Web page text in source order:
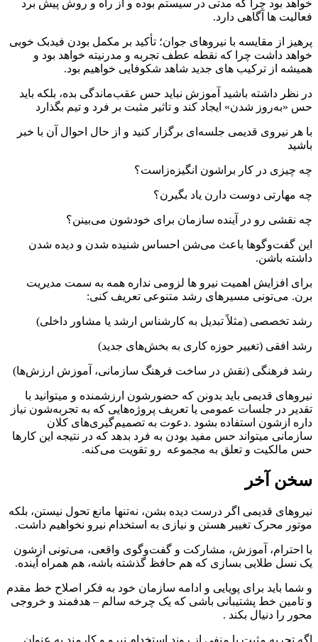
خواهد بود چرا که مدتی در سیستم بوده و از راه و روش پیش برد
فعالیت ها آگاهی دارد.
پرهیز از مقایسه با نیروهای جوان؛ تأکید بر مکمل بودن فیدبک خوبی
خواهد داشت چرا که نقطه عطف تجربه و مدرنیته خواهد بود و
همیشه از ترکیب های جدید شاهد شکوفایی خواهیم بود.
در نظر داشته باشید آموزش نباید حس عقب‌ماندگی بده، بلکه باید
حس «به‌روز شدن» ایجاد کند و تاثیر مثبت بر فرد و تیم بگذارد
با هر نیروی قدیمی جلسه‌ای برگزار کنید و از حال احوال آن با خبر
باشید
چه چیزی در کار براشون انگیزه‌زاست؟
چه مهارتی دوست دارن یاد بگیرن؟
چه نقشی رو در آینده سازمان برای خودشون می‌بینن؟
این گفت‌وگوها باعث می‌شن احساس شنیده شدن و دیده شدن
داشته باشن.
برای افزایش اهمیت نیرو ها لزومی نداره همه به سمت مدیریت
برن. می‌تونی مسیرهای رشد متنوعی تعریف کنی:
رشد تخصصی (مثلاً تبدیل به کارشناس ارشد یا مشاور داخلی)
رشد افقی (تغییر حوزه کاری به بخش‌های جدید)
رشد فرهنگی (نقش در ساخت فرهنگ سازمانی، آموزش ارزش‌ها)
نیروهای قدیمی باید بدونن که حضورشون ارزشمنده و میتوانید با
تقدیر در جلسات عمومی یا تعریف پروژه‌هایی که به تجربه‌شون نیاز
داره ازشون استفاده بشود .دعوت به تصمیم‌گیری‌های کلان
سازمانی میتواند حس مفید بودن به فرد بدهد که در نتیجه این کارها
حس مالکیت و تعلق به مجموعه رو تقویت می‌کنه.
سخن آخر
نیروهای قدیمی اگر درست دیده بشن، نه‌تنها مانع تحول نیستن، بلکه
موتور محرک تغییر هستن و نیازی به استخدام نیرو نخواهیم داشت.
با احترام، آموزش، مشارکت و گفت‌وگوی واقعی، می‌تونی ازشون
یک نسل طلایی بسازی که هم حافظ گذشته باشه، هم همراه آینده.
و شما باید برای پویایی و ادامه سازمان خود به فکر اصلاح خط مقدم
و تامین خط پشتیبانی باشی که یک چرخه سالم – هدفمند و خروجی
محور را دنیال بکند .
اگه تجربه مثبت یا منفی از روند استخدام نیرو و کارمند به عنوان